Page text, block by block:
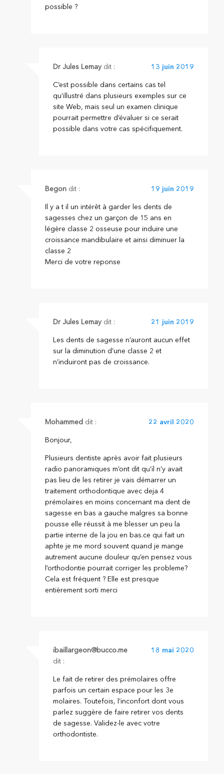
possible ?
Dr Jules Lemay dit : 13 juin 2019
C’est possible dans certains cas tel
qu’illustré dans plusieurs exemples sur ce
site Web, mais seul un examen clinique
pourrait permettre d’évaluer si ce serait
possible dans votre cas spécifiquement.
Begon dit : 19 juin 2019
Il y a t il un intérêt à garder les dents de
sagesses chez un garçon de 15 ans en
légère classe 2 osseuse pour induire une
croissance mandibulaire et ainsi diminuer la
classe 2
Merci de votre reponse
Dr Jules Lemay dit : 21 juin 2019
Les dents de sagesse n’auront aucun effet
sur la diminution d’une classe 2 et
n’induiront pas de croissance.
Mohammed dit : 22 avril 2020
Bonjour,
Plusieurs dentiste après avoir fait plusieurs
radio panoramiques m’ont dit qu’il n’y avait
pas lieu de les retirer je vais démarrer un
traitement orthodontique avec deja 4
prémolaires en moins concernant ma dent de
sagesse en bas a gauche malgres sa bonne
pousse elle réussit à me blesser un peu la
partie interne de la jou en bas.ce qui fait un
aphte je me mord souvent quand je mange
autrement aucune douleur qu’en pensez vous
l’orthodontie pourrait corriger les probleme?
Cela est fréquent ? Elle est presque
entièrement sorti merci
ibaillargeon@bucco.me
dit :
18 mai 2020
Le fait de retirer des prémolaires offre
parfois un certain espace pour les 3e
molaires. Toutefois, l’inconfort dont vous
parlez suggère de faire retirer vos dents
de sagesse. Validez-le avec votre
orthodontiste.